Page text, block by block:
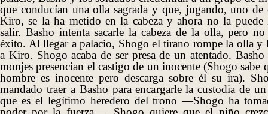
que conducían una olla sagrada y que, jugando, uno de
Kiro, se la ha metido en la cabeza y ahora no la puede
salir. Basho intenta sacarle la cabeza de la olla, pero no
éxito. Al llegar a palacio, Shogo el tirano rompe la olla y
a Kiro. Shogo acaba de ser presa de un atentado.
monjes presencian el castigo de un inocente (Shogo sabe
hombre es inocente pero descarga sobre él su ira).
mandado traer a Basho para encargarle la custodia de
que es el legítimo heredero del trono —Shogo ha